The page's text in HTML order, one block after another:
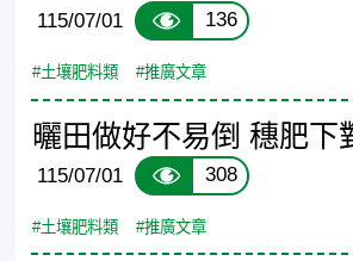
115/07/01 136
#土壤肥料類 #推廣文章
曬田做好不易倒 穗肥下
115/07/01 308
#土壤肥料類 #推廣文章